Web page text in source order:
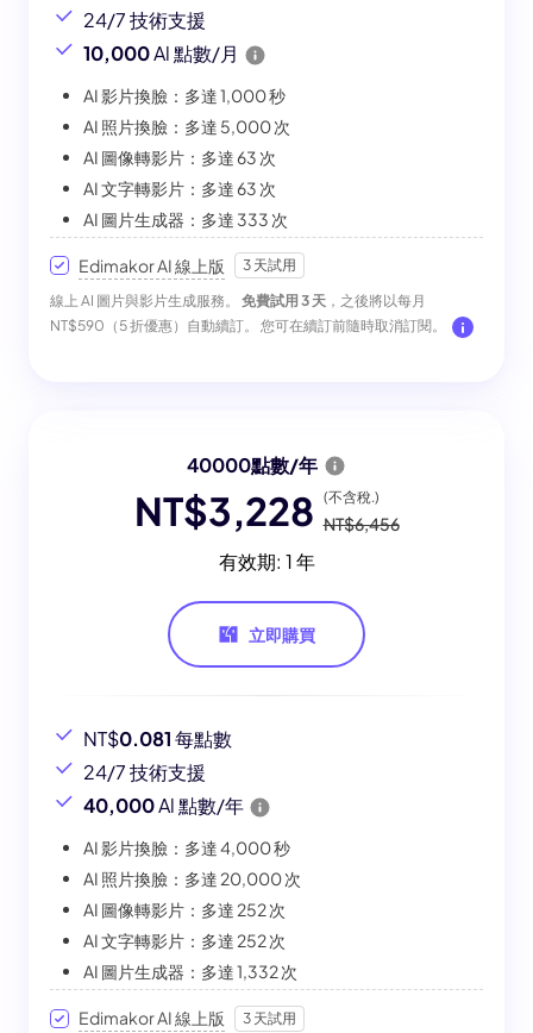
24/7 技術支援
10,000Al 點數/月
AI 影片換臉：多達 1,000 秒
AI 照片換臉：多達 5,000 次
AI 圖像轉影片：多達 63 次
AI 文字轉影片：多達 63 次
AI 圖片生成器：多達 333 次
Edimakor AI 線上版
3 天試用
線上 AI 圖片與影片生成服務。 免費試用 3 天 ，之後將以每月
NT$590（5 折優惠）自動續訂。 您可在續訂前隨時取消訂閱。
40000點數/年
NT$3,228 (不含稅.)
NT$6,456
有效期: 1 年
立即購買
NT$0.081每點數
24/7 技術支援
40,000Al 點數/年
AI 影片換臉：多達 4,000 秒
AI 照片換臉：多達 20,000 次
AI 圖像轉影片：多達 252 次
AI 文字轉影片：多達 252 次
AI 圖片生成器：多達 1,332 次
Edimakor AI 線上版 3 天試用